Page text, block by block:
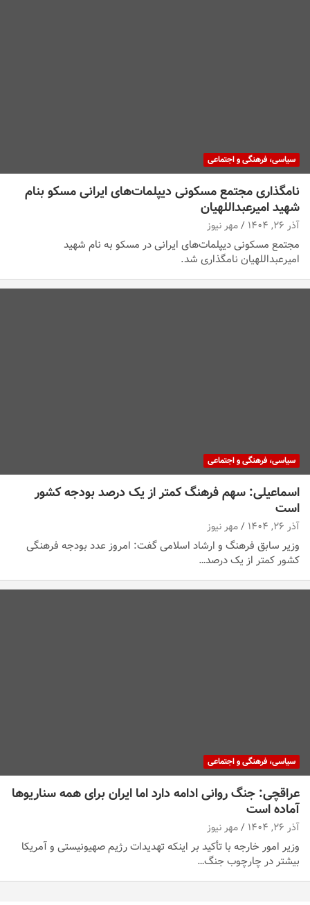
سیاسی، فرهنگی و اجتماعی
نامگذاری مجتمع مسکونی دیپلمات‌های ایرانی مسکو بنام
شهید امیرعبداللهیان
آذر ۲۶, ۱۴۰۴ مهر نیوز
مجتمع مسکونی دیپلمات‌های ایرانی در مسکو به نام شهید
امیرعبداللهیان نامگذاری شد.
سیاسی، فرهنگی و اجتماعی
اسماعیلی: سهم فرهنگ کمتر از یک درصد بودجه کشور
است
آذر ۲۶, ۱۴۰۴ مهر نیوز
وزیر سابق فرهنگ و ارشاد اسلامی گفت: امروز عدد بودجه فرهنگی
کشور کمتر از یک درصد…
سیاسی، فرهنگی و اجتماعی
عراقچی: جنگ روانی ادامه دارد اما ایران برای همه سناریوها
آماده است
آذر ۲۶, ۱۴۰۴ مهر نیوز
وزیر امور خارجه با تأکید بر اینکه تهدیدات رژیم صهیونیستی و آمریکا
بیشتر در چارچوب جنگ…